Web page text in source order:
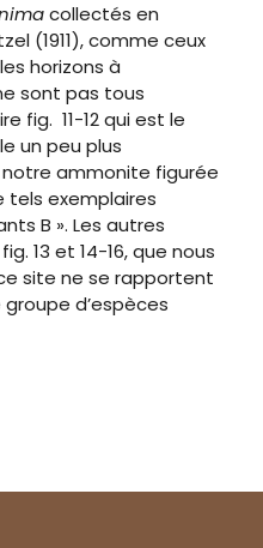
collectés en
(1911), comme ceux
horizons à
sont pas tous
fig. 11-12 qui est le
un peu plus
ammonite figurée
tels exemplaires
B ». Les autres
13 et 14-16, que nous
site ne se rapportent
d’espèces